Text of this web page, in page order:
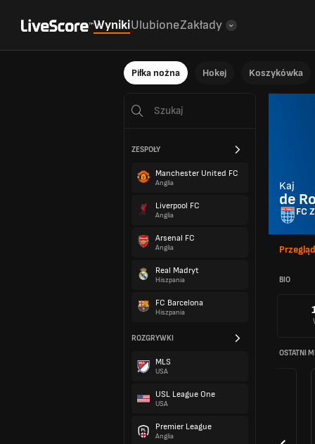
WynikiUlubioneZakłady
Piłka nożna Hokej Koszykówka
ZESPOŁY
Manchester United FC
Anglia
Liverpool FC
Anglia
Arsenal FC
Anglia
Real Madryt
Hiszpania
FC Barcelona
Hiszpania
ROZGRYWKI
MLS
USA
USL League One
USA
Premier League
Anglia
Kaj
de
FC
Przegląd
BIO
OSTATNI